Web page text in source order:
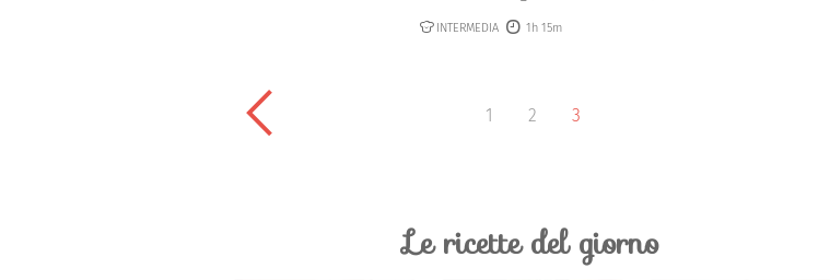
INTERMEDIA 1h 15m
1 2 3
Le ricette del giorno